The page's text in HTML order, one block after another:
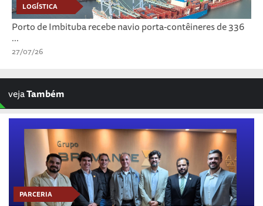
LOGÍSTICA
Porto de Imbituba recebe navio porta-contêineres de 336
...
27/07/26
vejaTambém
PARCERIA